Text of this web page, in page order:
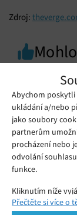
Abychom poskytli
ukládání a/nebo
jako soubory
partnerům
procházení nebo
odvolání
funkce.
Kliknutím níže
podrobnější
Přečtěte si více o
Zdroj: